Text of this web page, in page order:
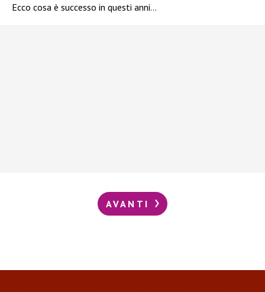
Ecco cosa è successo in questi anni…
AVANTI